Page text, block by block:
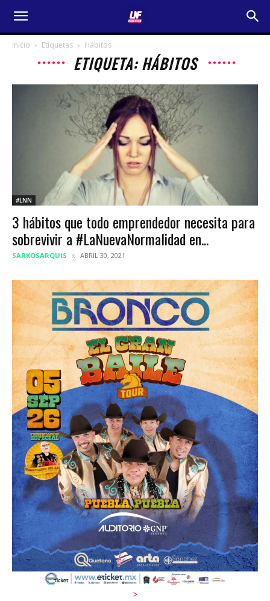
Inicio Etiquetas Hábitos
ETIQUETA: HÁBITOS
#LNN
3 hábitos que todo emprendedor necesita para
sobrevivir a #LaNuevaNormalidad en...
SARKOSARQUIS ABRIL 30, 2021
>